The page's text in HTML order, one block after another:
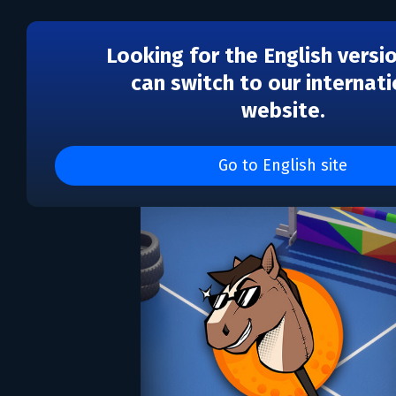
Looking for the English
can switch to our
website.
Go to English site
Hobby Horse